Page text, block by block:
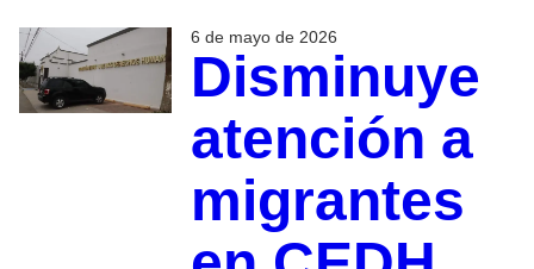
6 de mayo de 2026
Disminuye
atención a
migrantes